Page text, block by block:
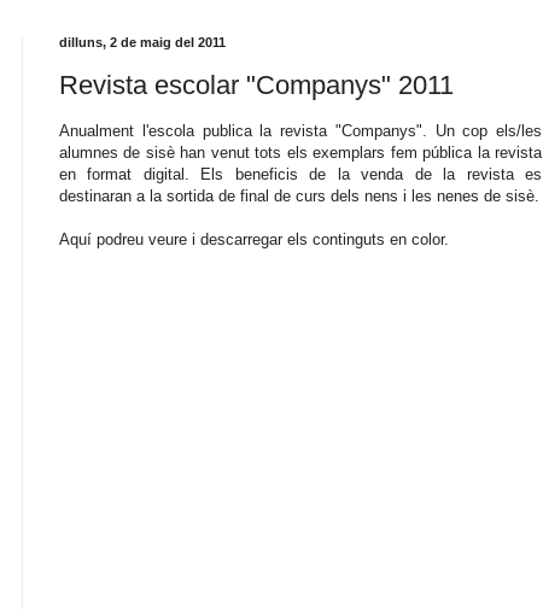
dilluns, 2 de maig del 2011
Revista escolar "Companys" 2011
Anualment l'escola publica la revista "Companys". Un cop els/les
alumnes de sisè han venut tots els exemplars fem pública la revista
en format digital. Els beneficis de la venda de la revista es
destinaran a la sortida de final de curs dels nens i les nenes de sisè.
Aquí podreu veure i descarregar els continguts en color.